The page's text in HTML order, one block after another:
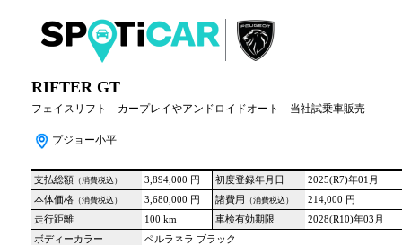
RIFTER GT
フェイスリフト カープレイやアンドロイドオート 当社試乗車販売
プジョー小平
支払総額 （消費税込） 3,894,000 円 初度登録年月日
2025(R7)年01月
本体価格 （消費税込） 3,680,000 円 諸費用 （消費税込）
214,000 円
走行距離
100 km 車検有効期限
2028(R10)年03月
ボディーカラー
ペルラネラ ブラック